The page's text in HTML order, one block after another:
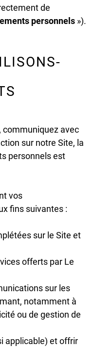
de
personnels »).
communiquez avec
sur notre Site, la
personnels est
vos
fins suivantes :
sur le Site et
offerts par Le
sur les
notamment à
ou de gestion de
applicable) et offrir